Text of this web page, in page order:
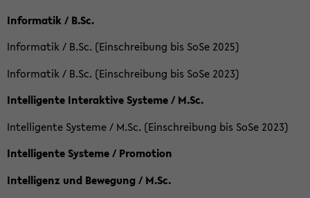
Informatik / B.Sc.
Informatik / B.Sc. (Einschreibung bis SoSe 2025)
Informatik / B.Sc. (Einschreibung bis SoSe 2023)
Intelligente Interaktive Systeme / M.Sc.
Intelligente Systeme / M.Sc. (Einschreibung bis SoSe 2023)
Intelligente Systeme / Promotion
Intelligenz und Bewegung / M.Sc.